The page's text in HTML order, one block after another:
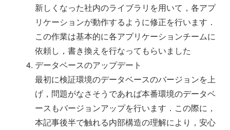
新しくなった社内のライブラリを用いて，各アプ
リケーションが動作するように修正を行います．
この作業は基本的に各アプリケーションチームに
依頼し，書き換えを行なってもらいました
データベースのアップデート
最初に検証環境のデータベースのバージョンを上
げ，問題がなさそうであれば本番環境のデータベ
ースもバージョンアップを行います．この際に，
本記事後半で触れる内部構造の理解により，安心